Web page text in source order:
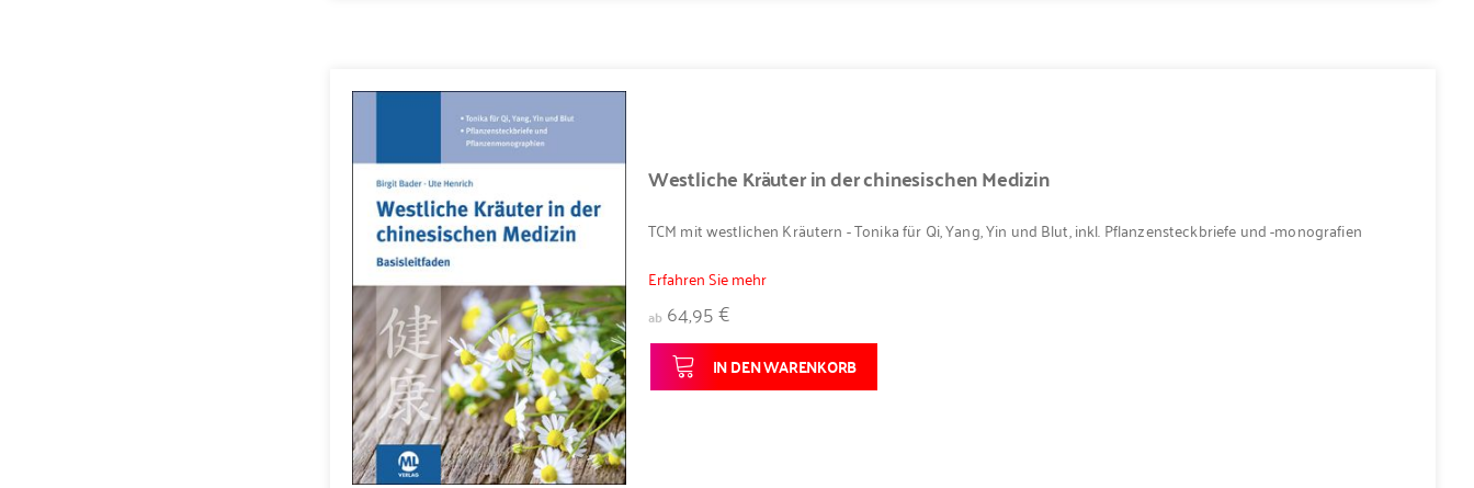
Westliche Kräuter in der chinesischen Medizin
TCM mit westlichen Kräutern - Tonika für Qi, Yang, Yin und Blut, inkl. Pflanzensteckbriefe und -monografien
Erfahren Sie mehr
ab 64,95 €
IN DEN WARENKORB